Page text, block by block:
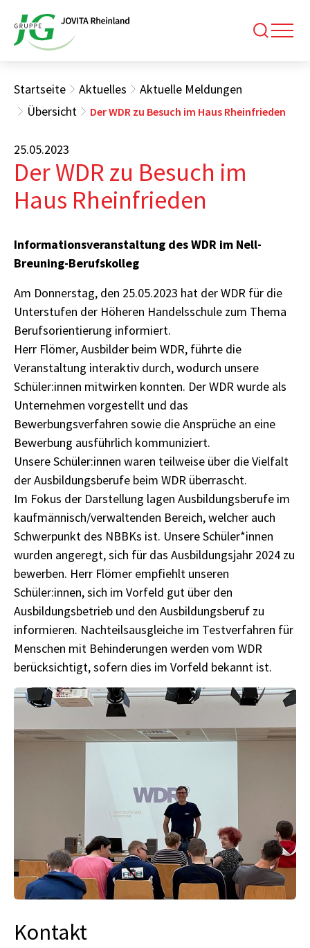
Startseite Aktuelles
Aktuelle Meldungen
Übersicht
Der WDR zu Besuch im Haus Rheinfrieden
25.05.2023
Der WDR zu Besuch im
Haus Rheinfrieden
Informationsveranstaltung des WDR im Nell-
Breuning-Berufskolleg
Am Donnerstag, den 25.05.2023 hat der WDR für die
Unterstufen der Höheren Handelsschule zum Thema
Berufsorientierung informiert.
Herr Flömer, Ausbilder beim WDR, führte die
Veranstaltung interaktiv durch, wodurch unsere
Schüler:innen mitwirken konnten. Der WDR wurde als
Unternehmen vorgestellt und das
Bewerbungsverfahren sowie die Ansprüche an eine
Bewerbung ausführlich kommuniziert.
Unsere Schüler:innen waren teilweise über die Vielfalt
der Ausbildungsberufe beim WDR überrascht.
Im Fokus der Darstellung lagen Ausbildungsberufe im
kaufmännisch/verwaltenden Bereich, welcher auch
Schwerpunkt des NBBKs ist. Unsere Schüler*innen
wurden angeregt, sich für das Ausbildungsjahr 2024 zu
bewerben. Herr Flömer empfiehlt unseren
Schüler:innen, sich im Vorfeld gut über den
Ausbildungsbetrieb und den Ausbildungsberuf zu
informieren. Nachteilsausgleiche im Testverfahren für
Menschen mit Behinderungen werden vom WDR
berücksichtigt, sofern dies im Vorfeld bekannt ist.
Kontakt